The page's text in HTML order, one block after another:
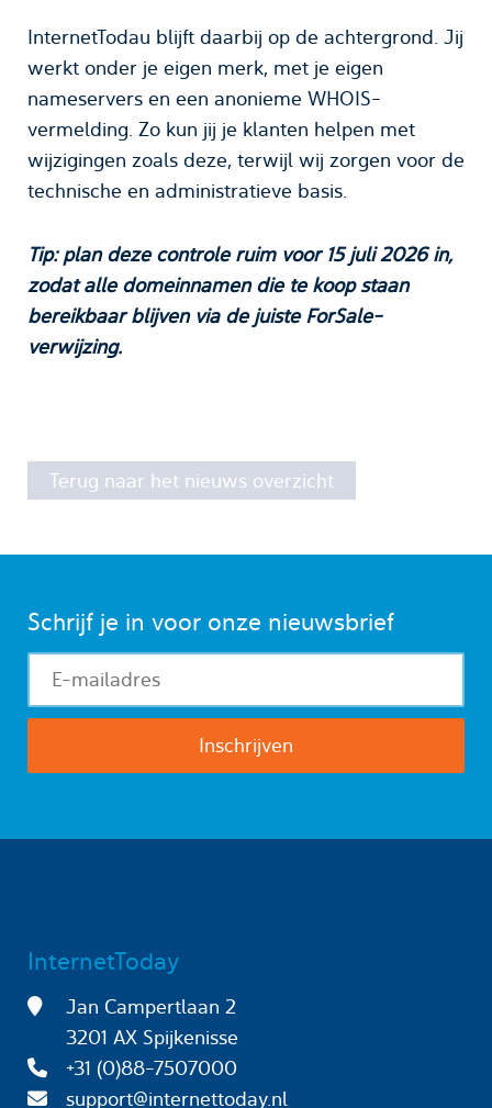
InternetTodau blijft daarbij op de achtergrond. Jij
werkt onder je eigen merk, met je eigen
nameservers en een anonieme WHOIS-
vermelding. Zo kun jij je klanten helpen met
wijzigingen zoals deze, terwijl wij zorgen voor de
technische en administratieve basis.
Tip: plan deze controle ruim voor 15 juli 2026 in,
zodat alle domeinnamen die te koop staan
bereikbaar blijven via de juiste ForSale-
verwijzing.
Terug naar het nieuws overzicht
Schrijf je in voor onze nieuwsbrief
InternetToday
Jan Campertlaan 2
3201 AX Spijkenisse
+31 (0)88-7507000
support@internettoday.nl